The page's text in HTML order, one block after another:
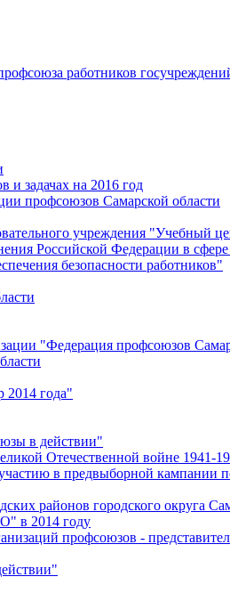
работников
и задачах на 2016 год
профсоюзов Самарской области
учреждения "Учебный
Российской Федерации в
безопасности работников"
"Федерация профсоюзов
2014 года"
в действии"
Отечественной войне 1941-
в предвыборной кампании
районов городского округа
в 2014 году
профсоюзов -